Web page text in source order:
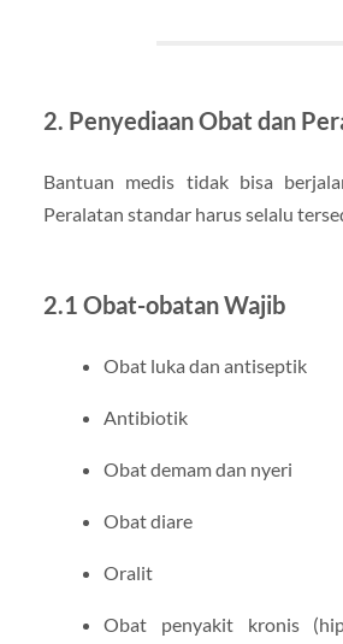
2. Penyediaan Obat dan
Bantuan medis tidak bisa
Peralatan standar harus selalu
2.1 Obat-obatan Wajib
Obat luka dan antiseptik
Antibiotik
Obat demam dan nyeri
Obat diare
Oralit
Obat penyakit kronis